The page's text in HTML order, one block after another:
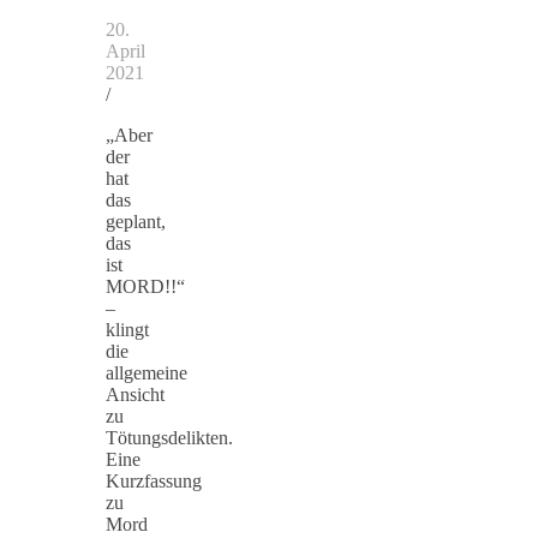
20.
April
2021
/
„Aber
der
hat
das
geplant,
das
ist
MORD!!“
–
klingt
die
allgemeine
Ansicht
zu
Tötungsdelikten.
Eine
Kurzfassung
zu
Mord